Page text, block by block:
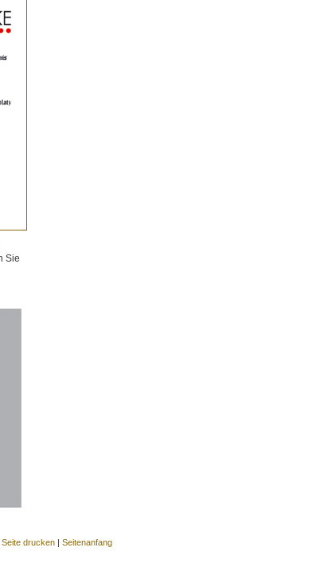
Sie
Seite drucken | Seitenanfang